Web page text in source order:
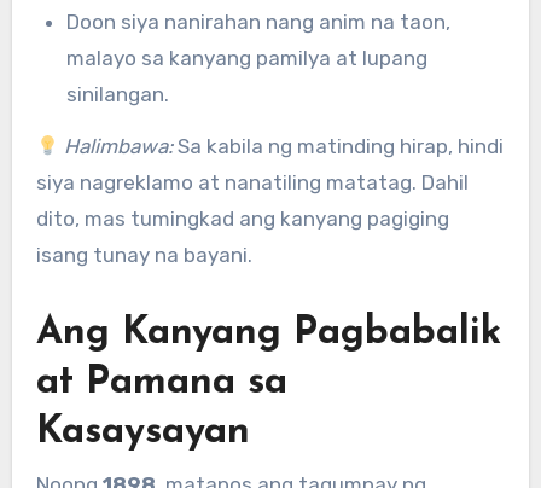
Doon siya nanirahan nang anim na taon,
malayo sa kanyang pamilya at lupang
sinilangan.
Halimbawa:Sa kabila ng matinding hirap, hindi
siya nagreklamo at nanatiling matatag. Dahil
dito, mas tumingkad ang kanyang pagiging
isang tunay na bayani.
Ang Kanyang Pagbabalik
at Pamana sa
Kasaysayan